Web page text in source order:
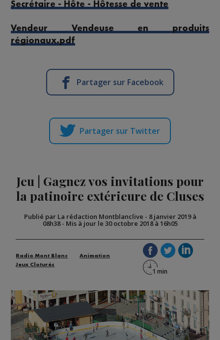
Secrétaire - Hôte - Hôtesse de vente
Vendeur Vendeuse en produits
régionaux.pdf
Partager sur Facebook
Partager sur Twitter
Jeu | Gagnez vos invitations pour
la patinoire extérieure de Cluses
Publié par La rédaction Montblanclive - 8 janvier 2019 à
08h38- Mis à jour le 30 octobre 2018 à 16h05
Radio Mont Blanc
Animation
Jeux Cloturés